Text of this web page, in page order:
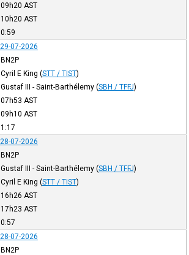
09h20 AST
10h20 AST
0:59
29-07-2026
BN2P
Cyril E King (STT / TIST)
Gustaf III - Saint-Barthélemy (SBH / TFFJ)
07h53 AST
09h10 AST
1:17
28-07-2026
BN2P
Gustaf III - Saint-Barthélemy (SBH / TFFJ)
Cyril E King (STT / TIST)
16h26 AST
17h23 AST
0:57
28-07-2026
BN2P